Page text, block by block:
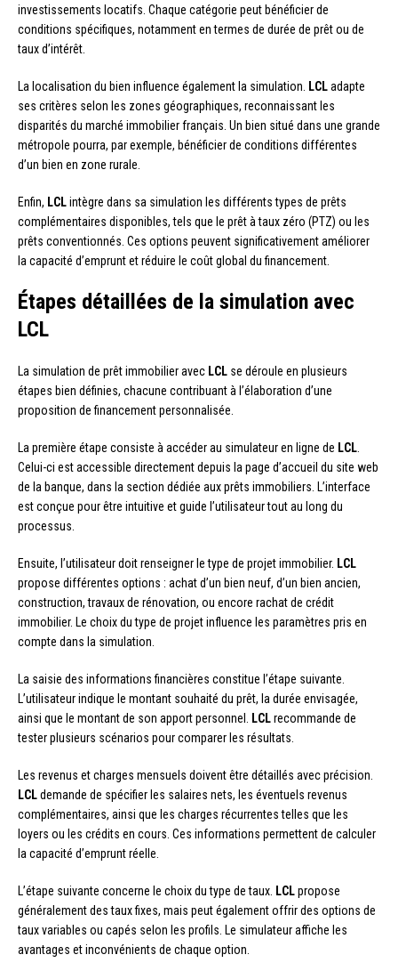
investissements locatifs. Chaque catégorie peut bénéficier de
conditions spécifiques, notamment en termes de durée de prêt ou de
taux d’intérêt.
La localisation du bien influence également la simulation. LCLadapte
ses critères selon les zones géographiques, reconnaissant les
disparités du marché immobilier français. Un bien situé dans une grande
métropole pourra, par exemple, bénéficier de conditions différentes
d’un bien en zone rurale.
Enfin, LCLintègre dans sa simulation les différents types de prêts
complémentaires disponibles, tels que le prêt à taux zéro (PTZ) ou les
prêts conventionnés. Ces options peuvent significativement améliorer
la capacité d’emprunt et réduire le coût global du financement.
Étapes détaillées de la simulation avec
LCL
La simulation de prêt immobilier avec LCL se déroule en plusieurs
étapes bien définies, chacune contribuant à l’élaboration d’une
proposition de financement personnalisée.
La première étape consiste à accéder au simulateur en ligne de LCL
Celui-ci est accessible directement depuis la page d’accueil du site web
de la banque, dans la section dédiée aux prêts immobiliers. L’interface
est conçue pour être intuitive et guide l’utilisateur tout au long du
processus.
Ensuite, l’utilisateur doit renseigner le type de projet immobilier. LCL
propose différentes options : achat d’un bien neuf, d’un bien ancien,
construction, travaux de rénovation, ou encore rachat de crédit
immobilier. Le choix du type de projet influence les paramètres pris en
compte dans la simulation.
La saisie des informations financières constitue l’étape suivante.
L’utilisateur indique le montant souhaité du prêt, la durée envisagée,
ainsi que le montant de son apport personnel.
LCLrecommande de
tester plusieurs scénarios pour comparer les résultats.
Les revenus et charges mensuels doivent être détaillés avec précision.
LCLdemande de spécifier les salaires nets, les éventuels revenus
complémentaires, ainsi que les charges récurrentes telles que les
loyers ou les crédits en cours. Ces informations permettent de calculer
la capacité d’emprunt réelle.
L’étape suivante concerne le choix du type de taux. LCLpropose
généralement des taux fixes, mais peut également offrir des options de
taux variables ou capés selon les profils. Le simulateur affiche les
avantages et inconvénients de chaque option.